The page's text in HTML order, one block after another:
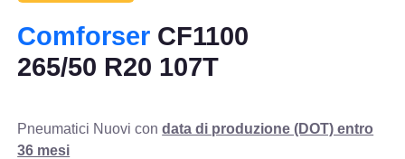
Comforser CF1100
265/50 R20 107T
Pneumatici Nuovi condata di produzione (DOT) entro
36 mesi